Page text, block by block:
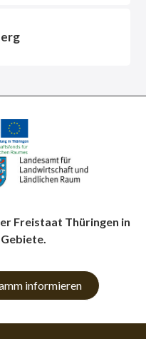
Freistaat Thüringen in
informieren